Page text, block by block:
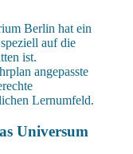
Berlin hat ein
auf die
ist.
angepasste
Lernumfeld.
Universum